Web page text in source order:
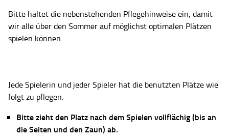
Bitte haltet die nebenstehenden Pflegehinweise ein, damit
wir alle über den Sommer auf möglichst optimalen Plätzen
spielen können.
Jede Spielerin und jeder Spieler hat die benutzten Plätze wie
folgt zu pflegen:
Bitte zieht den Platz nach dem Spielen vollflächig (bis an
die Seiten und den Zaun) ab.